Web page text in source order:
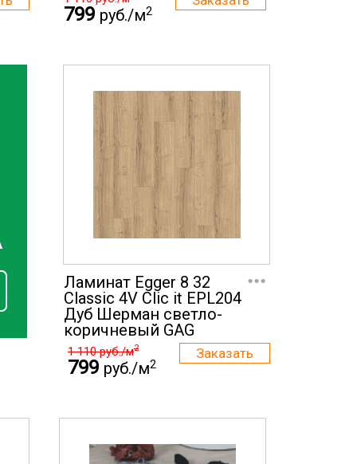
799 руб./м2
Ламинат Egger 8 32
Classic 4V Clic it EPL204
Дуб Шерман светло-
коричневый GAG
...
1 110руб./м2
799 руб./м2